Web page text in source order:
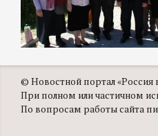
© Новостной портал «Россия
При полном или частичном
По вопросам работы сайта